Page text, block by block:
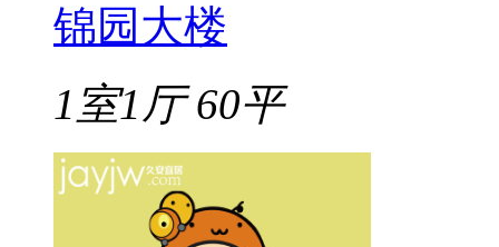
锦园大楼
1室1厅 60平